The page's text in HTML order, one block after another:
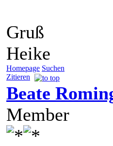
Gruß
Heike
Homepage Suchen
Zitieren
Beate
Member